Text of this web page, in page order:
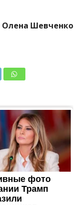
Олена Шевченко